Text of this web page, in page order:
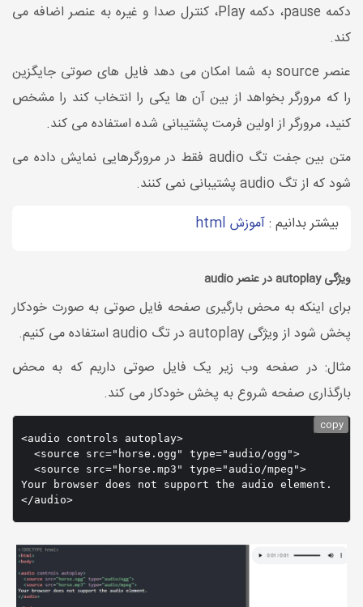
دکمه pause، دکمه Play، کنترل صدا و غیره به عنصر اضافه می
کند.
عنصر source به شما امکان می دهد فایل های صوتی جایگزین
را که مرورگر بخواهد از بین آن ها یکی را انتخاب کند را مشخص
کنید، مرورگر از اولین فرمت پشتیبانی شده استفاده می کند.
متن بین جفت تگ audio فقط در مرورگرهایی نمایش داده می
شود که از تگ audio پشتیبانی نمی کنند.
بیشتر بدانیم :آموزش html
ویژگی autoplay در عنصر audio
برای اینکه به محض بارگیری صفحه فایل صوتی به صورت خودکار
پخش شود از ویژگی autoplay در تگ audio استفاده می کنیم.
مثال: در صفحه وب زیر یک فایل صوتی داریم که به محض
بارگذاری صفحه شروع به پخش خودکار می کند.
<audio controls autoplay>
  <source src="horse.ogg" type="audio/ogg">
  <source src="horse.mp3" type="audio/mpeg">
Your browser does not support the audio element.
copy